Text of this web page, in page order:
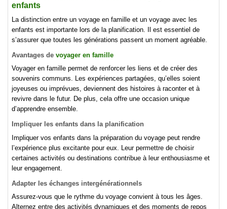
enfants
La distinction entre un voyage en famille et un voyage avec les
enfants est importante lors de la planification. Il est essentiel de
s’assurer que toutes les générations passent un moment agréable.
Avantages de voyager en famille
Voyager en famille permet de renforcer les liens et de créer des
souvenirs communs. Les expériences partagées, qu’elles soient
joyeuses ou imprévues, deviennent des histoires à raconter et à
revivre dans le futur. De plus, cela offre une occasion unique
d’apprendre ensemble.
Impliquer les enfants dans la planification
Impliquer vos enfants dans la préparation du voyage peut rendre
l’expérience plus excitante pour eux. Leur permettre de choisir
certaines activités ou destinations contribue à leur enthousiasme et
leur engagement.
Adapter les échanges intergénérationnels
Assurez-vous que le rythme du voyage convient à tous les âges.
Alternez entre des activités dynamiques et des moments de repos